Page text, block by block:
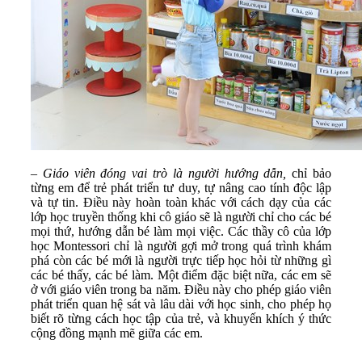
– Giáo viên đóng vai trò là người hướng dẫn,
chỉ bảo
từng em để trẻ phát triển tư duy, tự nâng cao tính độc lập
và tự tin. Điều này hoàn toàn khác với cách dạy của các
lớp học truyền thống khi cô giáo sẽ là người chỉ cho các bé
mọi thứ, hướng dẫn bé làm mọi việc. Các thầy cô của lớp
học Montessori chỉ là người gợi mở trong quá trình khám
phá còn các bé mới là người trực tiếp học hỏi từ những gì
các bé thấy, các bé làm. Một điểm đặc biệt nữa, các em sẽ
ở với giáo viên trong ba năm. Điều này cho phép giáo viên
phát triển quan hệ sát và lâu dài với học sinh, cho phép họ
biết rõ từng cách học tập của trẻ, và khuyến khích ý thức
cộng đồng mạnh mẽ giữa các em.